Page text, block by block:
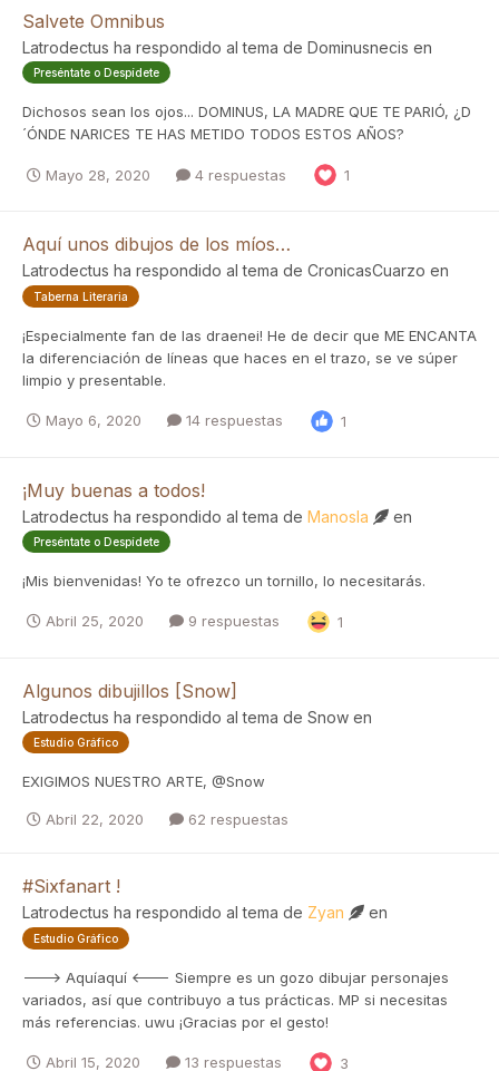
Salvete Omnibus
Latrodectus ha respondido al tema de Dominusnecis en
Preséntate o Despídete
Dichosos sean los ojos... DOMINUS, LA MADRE QUE TE PARIÓ, ¿D
´ÓNDE NARICES TE HAS METIDO TODOS ESTOS AÑOS?
Mayo 28, 2020 4 respuestas 1
Aquí unos dibujos de los míos…
Latrodectus ha respondido al tema de CronicasCuarzo en
Taberna Literaria
¡Especialmente fan de las draenei! He de decir que ME ENCANTA
la diferenciación de líneas que haces en el trazo, se ve súper
limpio y presentable.
Mayo 6, 2020 14 respuestas 1
¡Muy buenas a todos!
Latrodectus ha respondido al tema de Manosla en
Preséntate o Despídete
¡Mis bienvenidas! Yo te ofrezco un tornillo, lo necesitarás.
Abril 25, 2020 9 respuestas 1
Algunos dibujillos [Snow]
Latrodectus ha respondido al tema de Snow en
Estudio Gráfico
EXIGIMOS NUESTRO ARTE, @Snow
Abril 22, 2020 62 respuestas
#Sixfanart !
Latrodectus ha respondido al tema de Zyan en
Estudio Gráfico
---> Aquíaquí <--- Siempre es un gozo dibujar personajes
variados, así que contribuyo a tus prácticas. MP si necesitas
más referencias. uwu ¡Gracias por el gesto!
Abril 15, 2020 13 respuestas 3